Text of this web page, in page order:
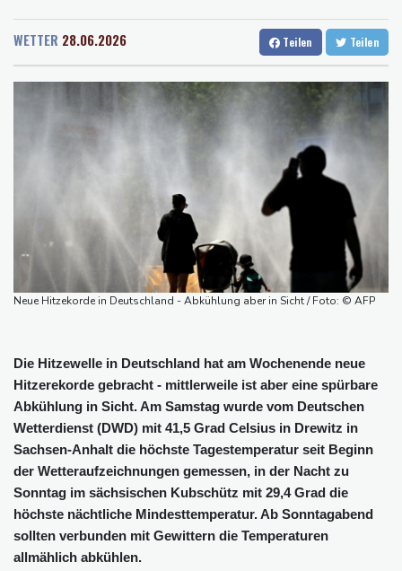
Dresden
Wien
28 °C
Baden-Baden
24 °C
US-Senat bestätigt Trumps umstrittenen Justizminister Blanche
Vulkan Ätna auf Sizilien erneut ausgebrochen - Ankünfte am
Flughafen Catania gestrichen
Selenskyj: Mindestens vier Tote durch russische Angriffe in
Region Kiew
Mercedes GLA neu gegen alt: Der große Sprung ins
Skoda Kodiaq gegen VW Tayron: Das bessere Familien-SUV
WETTER 28.06.2026 Teilen Teilen
Neue Hitzekorde in Deutschland - Abkühlung aber in Sicht / Foto: © AFP
Die Hitzewelle in Deutschland hat am Wochenende neue
Hitzerekorde gebracht - mittlerweile ist aber eine spürbare
Abkühlung in Sicht. Am Samstag wurde vom Deutschen
Wetterdienst (DWD) mit 41,5 Grad Celsius in Drewitz in
Sachsen-Anhalt die höchste Tagestemperatur seit Beginn
der Wetteraufzeichnungen gemessen, in der Nacht zu
Sonntag im sächsischen Kubschütz mit 29,4 Grad die
höchste nächtliche Mindesttemperatur. Ab Sonntagabend
sollten verbunden mit Gewittern die Temperaturen
allmählich abkühlen.